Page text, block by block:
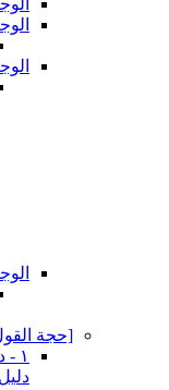
الوجه
الوجه
الوجه
[حجة القول
١ -
دليل: